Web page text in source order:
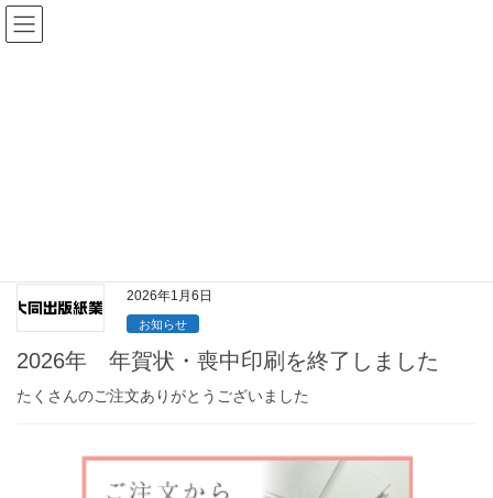
コ
ン
ナ
ビ
2026年1月6日
お知らせ
2026年 年賀状・喪中印刷を終了しました
たくさんのご注文ありがとうございました